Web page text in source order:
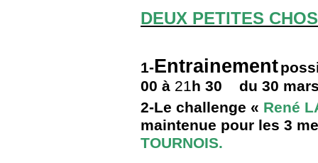
DEUX PETITES
1-Entrainement
00 à 21h 30
du 30
2-Le challenge « René
maintenue pour les 3
TOURNOIS.